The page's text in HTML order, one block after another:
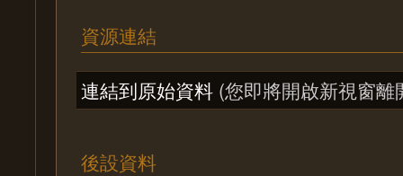
資源連結
連結到原始資料 (您即將開啟新視窗離
後設資料